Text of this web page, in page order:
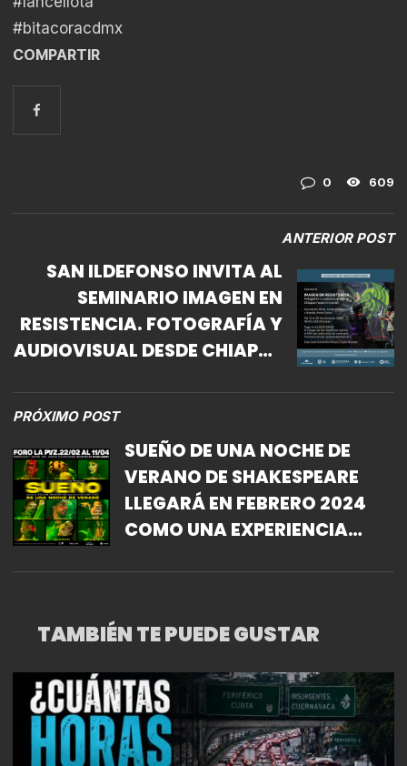
#bitacoracdmx
COMPARTIR
0 609
ANTERIOR POST
SAN ILDEFONSO INVITA AL
SEMINARIO IMAGEN EN
RESISTENCIA. FOTOGRAFÍA Y
AUDIOVISUAL DESDE CHIAPAS
PRÓXIMO POST
SUEÑO DE UNA NOCHE DE
VERANO DE SHAKESPEARE
LLEGARÁ EN FEBRERO 2024
COMO UNA EXPERIENCIA
TAMBIÉN TE PUEDE GUSTAR